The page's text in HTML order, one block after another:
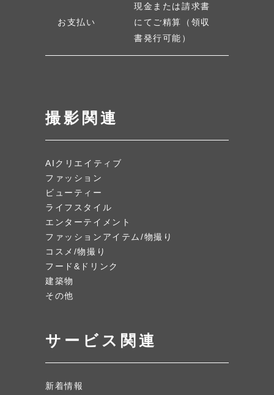
撮影関連
AIクリエイティブ
ファッション
ビューティー
ライフスタイル
エンターテイメント
ファッションアイテム/物撮り
コスメ/物撮り
フード&ドリンク
建築物
その他
サービス関連
新着情報
お支払い
現金または請求書
にてご精算（領収
書発行可能）